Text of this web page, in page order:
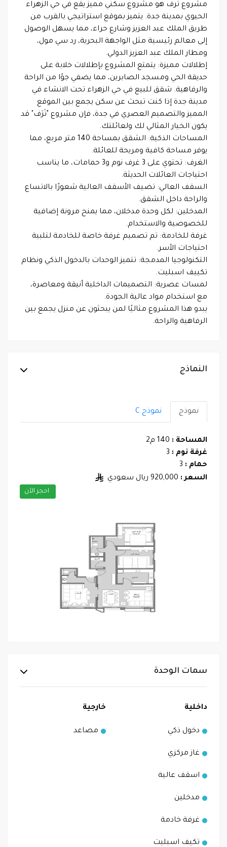
مشروع ترف هو مشروع سكني مميز يقع في حي الزهراء
الحيوي بمدينة جدة. يتميز بموقع استراتيجي بالقرب من
طريق الملك عبد العزيز وشارع حراء، مما يسهل الوصول
إلى معالم رئيسية مثل الواجهة البحرية، رد سي مول،
ومطار الملك عبد العزيز الدولي.
إطلالات مميزة: يتمتع المشروع بإطلالات خلابة على
حديقة الحي ومسجد الصابرين، مما يضفي جوًا من الراحة
والرفاهية. شقق للبيع في حي الزهراء تحت الانشاء في
مدينة جدة إذا كنت تبحث عن سكن يجمع بين الموقع
المميز والتصميم العصري في جدة، فإن مشروع "تَرَف" قد
يكون الخيار المثالي لك ولعائلتك.
المساحات الذكية: الشقق بمساحة 140 متر مربع، مما
يوفر مساحة كافية ومريحة للعائلة.
الغرف: تحتوي على 3 غرف نوم و3 حمامات، ما يناسب
احتياجات العائلات الحديثة.
السقف العالي: تضيف الأسقف العالية شعورًا بالاتساع
والراحة داخل الشقق.
المدخلين: لكل وحدة مدخلان، مما يمنح مرونة إضافية
للخصوصية والاستخدام.
غرفة للخادمة: تم تصميم غرفة خاصة للخادمة لتلبية
احتياجات الأسر.
التكنولوجيا المدمجة: تتميز الوحدات بالدخول الذكي ونظام
تكييف اسبليت.
لمسات عصرية: التصميمات الداخلية أنيقة ومعاصرة،
مع استخدام مواد عالية الجودة.
يبدو هذا المشروع مثاليًا لمن يبحثون عن منزل يجمع بين
الرفاهية والراحة.
النماذج
نموذج نموذج C
المساحة : 140 م2
غرفة نوم : 3
حمام : 3
السعر : 920,000 ريال سعودي
احجز الآن
سمات الوحدة
داخلية
دخول ذكي
غاز مركزي
اسقف عالية
مدخلين
غرفة خادمة
تكيف اسبليت
خارجية
مصاعد